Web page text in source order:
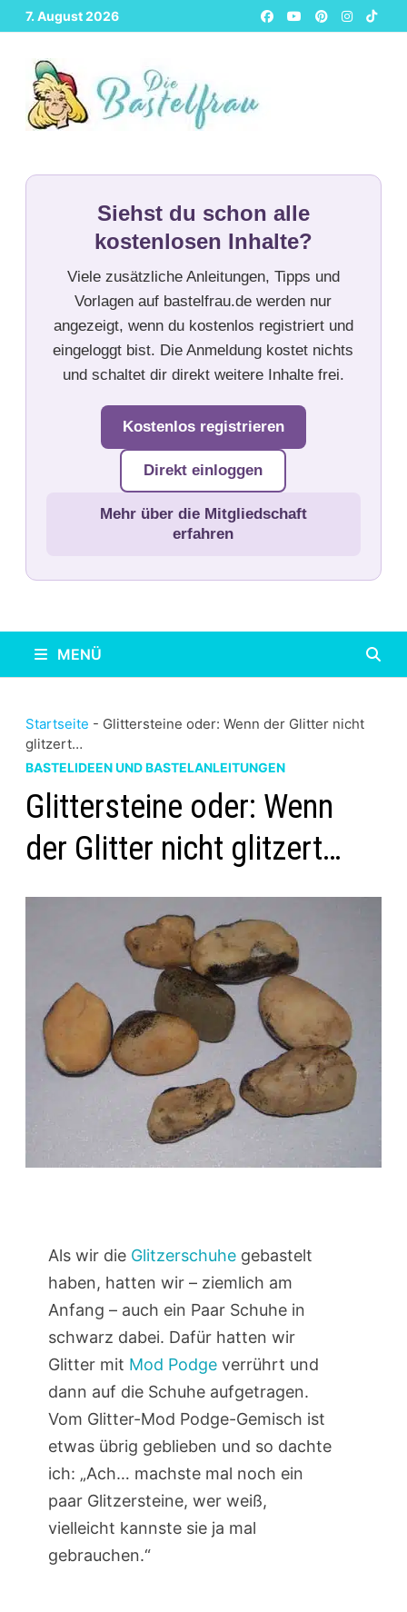
Zurück
zum
Inhalt
7. August 2026
Siehst du schon alle
kostenlosen Inhalte?
Viele zusätzliche Anleitungen, Tipps und
Vorlagen auf bastelfrau.de werden nur
angezeigt, wenn du kostenlos registriert und
eingeloggt bist. Die Anmeldung kostet nichts
und schaltet dir direkt weitere Inhalte frei.
Kostenlos registrieren
Direkt einloggen
Mehr über die Mitgliedschaft
erfahren
MENÜ
Startseite - Glittersteine oder: Wenn der Glitter nicht
glitzert…
BASTELIDEEN UND BASTELANLEITUNGEN
Glittersteine oder: Wenn
der Glitter nicht glitzert…
Als wir die Glitzerschuhegebastelt
haben, hatten wir – ziemlich am
Anfang – auch ein Paar Schuhe in
schwarz dabei. Dafür hatten wir
Glitter mit Mod Podgeverrührt und
dann auf die Schuhe aufgetragen.
Vom Glitter-Mod Podge-Gemisch ist
etwas übrig geblieben und so dachte
ich: „Ach… machste mal noch ein
paar Glitzersteine, wer weiß,
vielleicht kannste sie ja mal
gebrauchen.“